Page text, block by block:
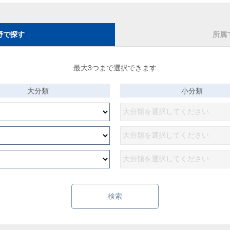
で探す 所属
最大3つまで選択できます
大分類 小分類
検索